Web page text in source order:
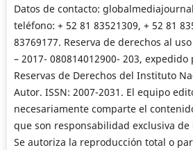
Datos de contacto:
teléfono: + 52 81 83521309, + 52 81
83769177. Reserva de derechos al
– 2017- 080814012900- 203,
Reservas de Derechos del Instituto
Autor. ISSN: 2007-2031. El equipo
necesariamente comparte el
que son responsabilidad exclusiva de
Se autoriza la reproducción total o